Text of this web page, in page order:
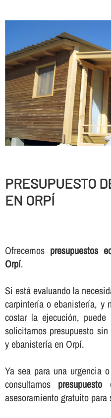
PRESUPUESTO
EN ORPÍ
Ofrecemos presupuestos
Orpí.
Si está evaluando la
carpinterí­a o ebanisterí­a, y
costar la ejecución,
solicitarnos presupuesto
y ebanisterí­a en Orpí.
Ya sea para una urgencia
consultarnos
asesoramiento gratuito